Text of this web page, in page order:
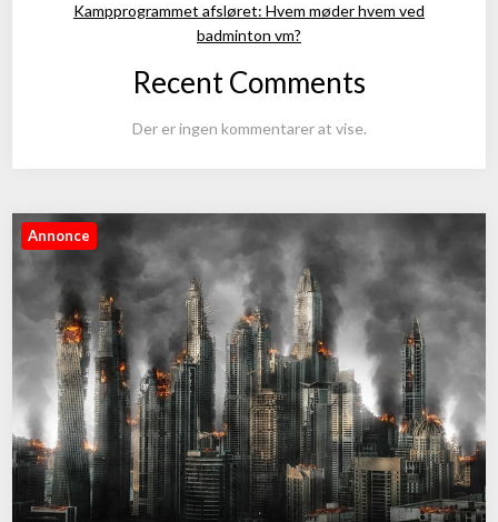
Kampprogrammet afsløret: Hvem møder hvem ved
badminton vm?
Recent Comments
Der er ingen kommentarer at vise.
Annonce